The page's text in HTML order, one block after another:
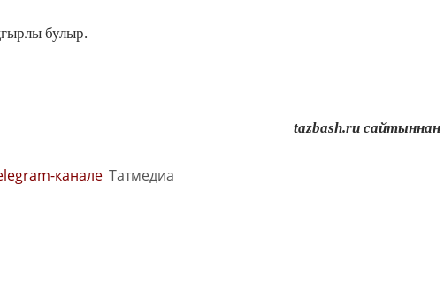
булыр.
tazbash.ru
канале Татмедиа